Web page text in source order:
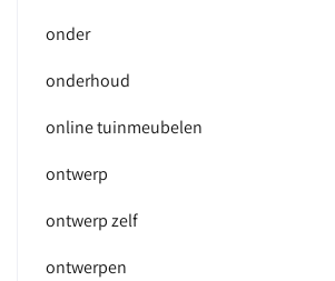
onder
onderhoud
online tuinmeubelen
ontwerp
ontwerp zelf
ontwerpen